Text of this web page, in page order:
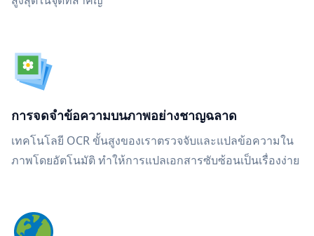
การจดจำข้อความบนภาพอย่างชาญฉลาด
เทคโนโลยี OCR ขั้นสูงของเราตรวจจับและแปลข้อความใน
ภาพโดยอัตโนมัติ ทำให้การแปลเอกสารซับซ้อนเป็นเรื่องง่าย